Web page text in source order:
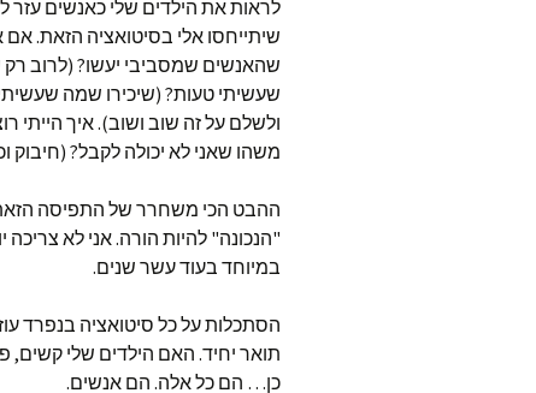
לראות את הילדים שלי כאנשים עזר
שיתייחסו אלי בסיטואציה הזאת.
שהאנשים שמסביבי יעשו? (לרוב רק
שעשיתי טעות? (שיכירו שמה
ולשלם על זה שוב ושוב). איך הייתי
משהו שאני לא יכולה לקבל? (חיבוק
ההבט הכי משחרר של התפיסה
"הנכונה" להיות הורה. אני לא
במיוחד בעוד עשר שנים.
הסתכלות על כל סיטואציה בנפרד
תואר יחיד. האם הילדים שלי קשים,
כן… הם כל אלה. הם אנשים.